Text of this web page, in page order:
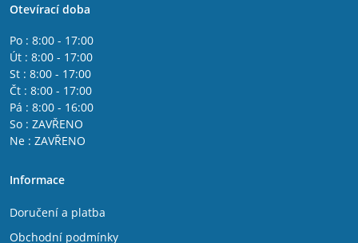
Otevírací doba
Po : 8:00 - 17:00
Út : 8:00 - 17:00
St : 8:00 - 17:00
Čt : 8:00 - 17:00
Pá : 8:00 - 16:00
So : ZAVŘENO
Ne : ZAVŘENO
Informace
Doručení a platba
Obchodní podmínky